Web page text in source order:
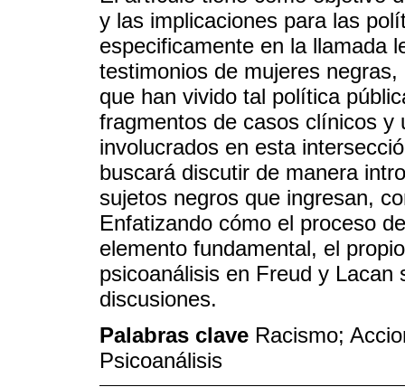
y las implicaciones para las
especificamente en la llamada
testimonios de mujeres
que han vivido tal política
fragmentos de casos clínicos y
involucrados en esta
buscará discutir de manera
sujetos negros que ingresan,
Enfatizando cómo el proceso
elemento fundamental, el
psicoanálisis en Freud y
discusiones.
Palabras clave Racismo;
Psicoanálisis